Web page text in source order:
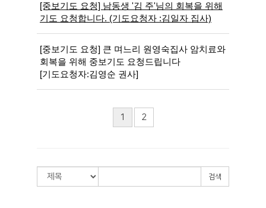
[중보기도 요청] 남동생 '김 주'님의 회복을 위해
기도 요청합니다. (기도요청자 :김일자 집사)
[중보기도 요청] 큰 며느리 원영숙집사 암치료와
회복을 위해 중보기도 요청드립니다
[기도요청자:김영순 권사]
1 2
검색